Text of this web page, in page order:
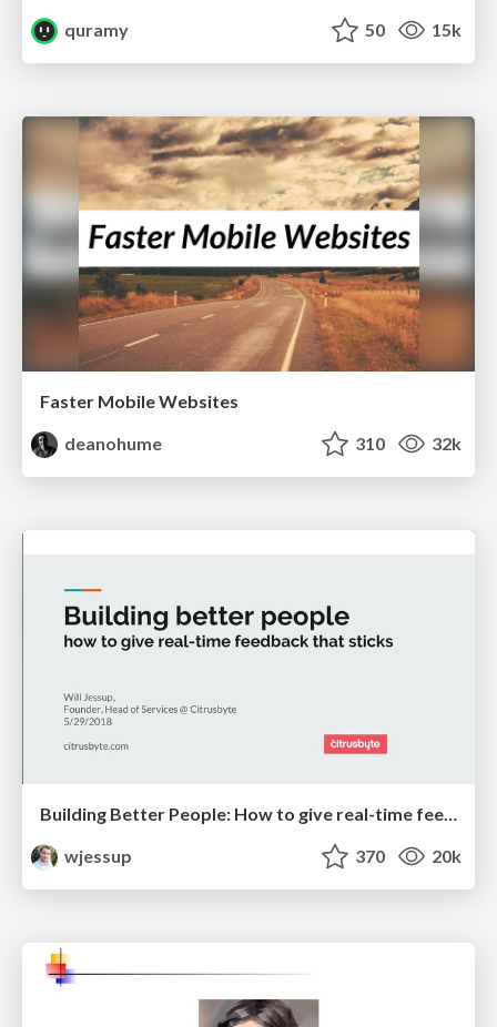
quramy
50 15k
Faster Mobile Websites
deanohume
310 32k
Building Better People: How to give real-time feedback that sticks.
wjessup
370 20k